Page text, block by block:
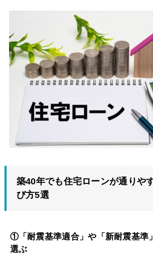
築40年でも住宅ローンが通りや
び方5選
①「耐震基準適合」や「新耐震基準
選ぶ